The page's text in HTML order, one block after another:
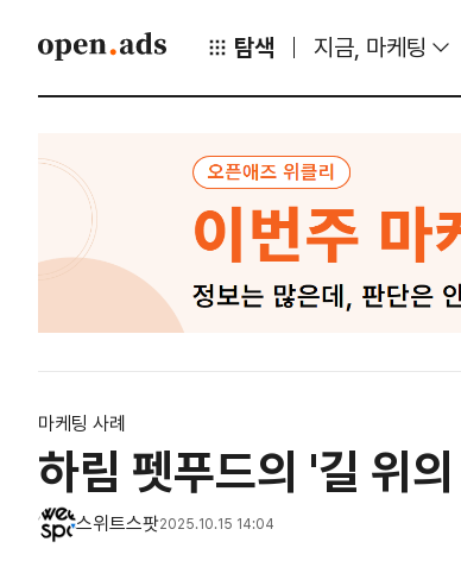
탐색 지금, 마케팅
마케팅 사례
하림 펫푸드의 '길 위
스위트스팟2025.10.15 14:04